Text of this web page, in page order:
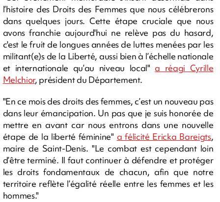
l’histoire des Droits des Femmes que nous célébrerons
dans quelques jours. Cette étape cruciale que nous
avons franchie aujourd'hui ne relève pas du hasard,
c'est le fruit de longues années de luttes menées par les
militant(e)s de la Liberté, aussi bien à l’échelle nationale
et internationale qu’au niveau local" a réagi Cyrille
Melchior, président du Département.
"En ce mois des droits des femmes, c’est un nouveau pas
dans leur émancipation. Un pas que je suis honorée de
mettre en avant car nous entrons dans une nouvelle
étape de la liberté féminine" a félicité Ericka Bareigts,
maire de Saint-Denis. "Le combat est cependant loin
d’être terminé. Il faut continuer à défendre et protéger
les droits fondamentaux de chacun, afin que notre
territoire reflète l’égalité réelle entre les femmes et les
hommes."